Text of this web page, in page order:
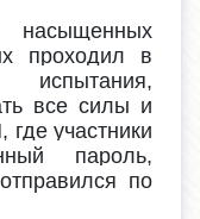
проходил в
испытания,
все силы и
участники
пароль,
по